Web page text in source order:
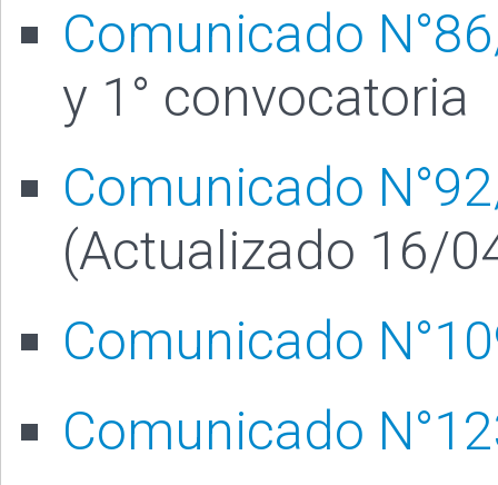
Comunicado
y 1° convocatoria
Comunicado
(Actualizado 16/
Comunicado
Comunicado